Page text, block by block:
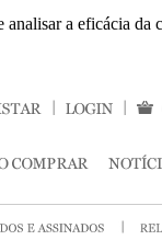
analisar a eficácia da